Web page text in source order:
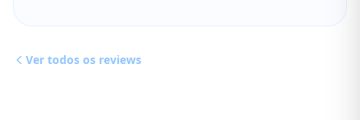
Ver todos os reviews